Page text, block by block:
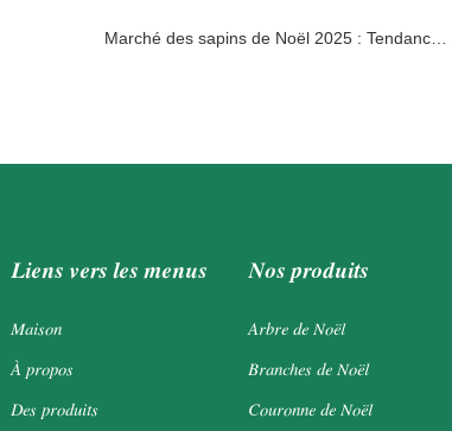
Marché des sapins de Noël 2025 : Tendances, technologies et guide d’approvisionnement pour les acheteurs B2B
Liens vers les menus
Maison
À propos
Des produits
Nos produits
Arbre de Noël
Branches de Noël
Couronne de Noël